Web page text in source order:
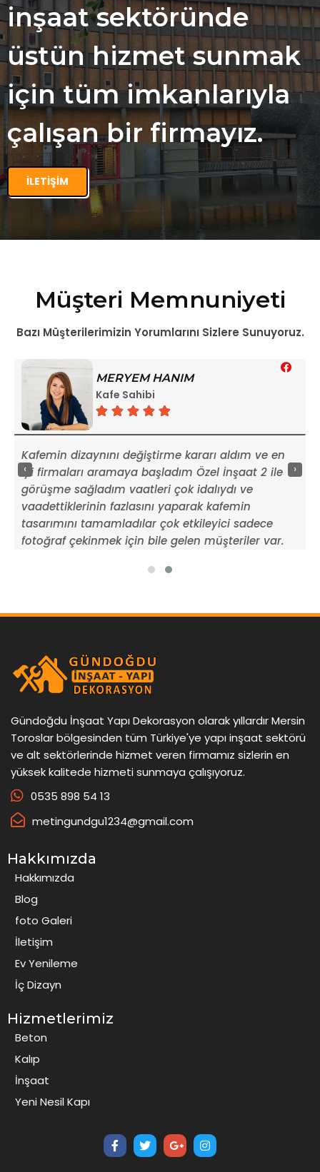
inşaat sektöründe
üstün hizmet sunmak
için tüm imkanlarıyla
çalışan bir firmayız.
İLETIŞIM
Müşteri Memnuniyeti
Bazı Müşterilerimizin Yorumlarını Sizlere Sunuyoruz.
MERYEM HANIM
Kafe Sahibi
Kafemin dizaynını değiştirme kararı aldım ve en
iyi firmaları aramaya başladım Özel İnşaat 2 ile
görüşme sağladım vaatleri çok idalıydı ve
vaadettiklerinin fazlasını yaparak kafemin
tasarımını tamamladılar çok etkileyici sadece
fotoğraf çekinmek için bile gelen müşteriler var.
‹ ›
Gündoğdu İnşaat Yapı Dekorasyon olarak yıllardır Mersin
Toroslar bölgesinden tüm Türkiye'ye yapı inşaat sektörü
ve alt sektörlerinde hizmet veren firmamız sizlerin en
yüksek kalitede hizmeti sunmaya çalışıyoruz.
0535 898 54 13
metingundgu1234@gmail.com
Hakkımızda
Hakkımızda
Blog
foto Galeri
İletişim
Ev Yenileme
İç Dizayn
Hizmetlerimiz
Beton
Kalıp
İnşaat
Yeni Nesil Kapı